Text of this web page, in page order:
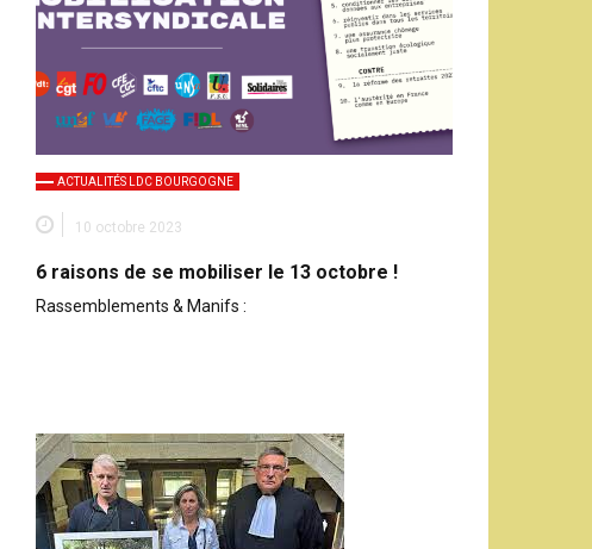
ACTUALITÉS LDC BOURGOGNE
10 octobre 2023
6 raisons de se mobiliser le 13 octobre !
Rassemblements & Manifs :